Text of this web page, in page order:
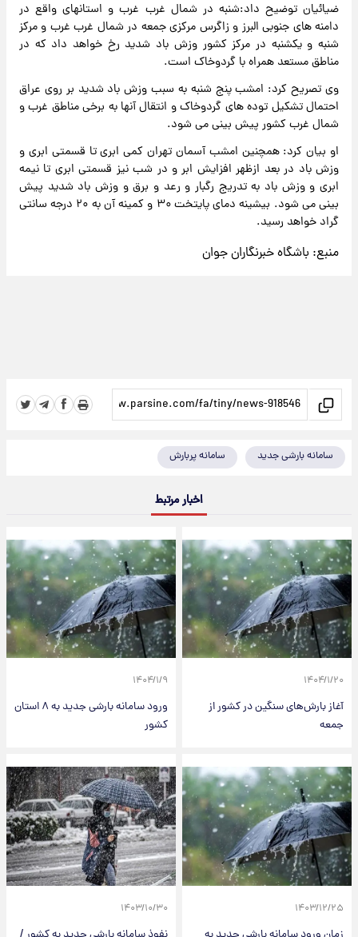
ضیائیان توضیح داد:شنبه در شمال غرب غرب و استانهای واقع در
دامنه های جنوبی البرز و زاگرس مرکزی جمعه در شمال غرب غرب و مرکز
شنبه و یکشنبه در مرکز کشور وزش باد شدید رخ خواهد داد که در
مناطق مستعد همراه با گردوخاک است.
وی تصریح کرد: امشب پنج شنبه به سبب وزش باد شدید بر روی عراق
احتمال تشکیل توده های گردوخاک و انتقال آنها به برخی مناطق غرب و
شمال غرب کشور پیش بینی می شود.
او بیان کرد: همچنین امشب آسمان تهران کمی ابری تا قسمتی ابری و
وزش باد در بعد ازظهر افزایش ابر و در شب نیز قسمتی ابری تا نیمه
ابری و وزش باد به تدریج رگبار و رعد و برق و وزش باد شدید پیش
بینی می شود. بیشینه دمای پایتخت ۳۰ و کمینه آن به ۲۰ درجه سانتی
گراد خواهد رسید.
منبع: باشگاه خبرنگاران جوان
سامانه بارشی جدید سامانه پربارش
اخبار مرتبط
۱۴۰۴/۱/۲۰
آغاز بارش‌های سنگین در کشور از
جمعه
۱۴۰۴/۱/۹
ورود سامانه بارشی جدید به ۸ استان
کشور
۱۴۰۳/۱۲/۲۵ ۱۴۰۳/۱۰/۳۰